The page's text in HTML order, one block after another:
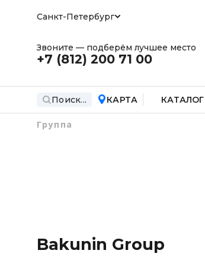
Санкт-Петербург
Звоните — подберём лучшее место
+7 (812) 200 71 00
Поиск... КАРТА
Группа
Bakunin Group